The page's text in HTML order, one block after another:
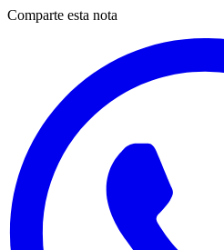
Comparte esta nota